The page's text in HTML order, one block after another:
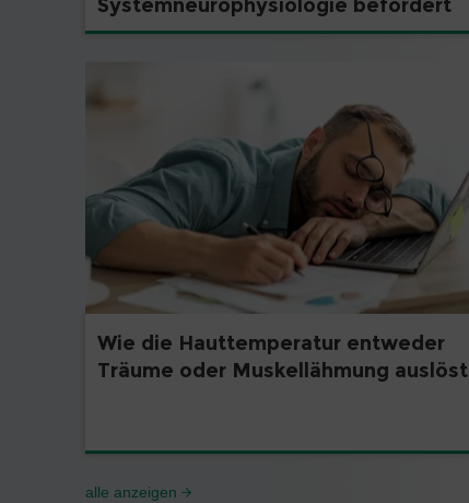
Systemneurophysiologie befördert
Wie die Hauttemperatur entweder
Träume oder Muskellähmung auslöst
alle anzeigen